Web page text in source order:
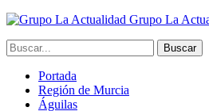
Grupo La
Portada
Región de Murcia
Águilas